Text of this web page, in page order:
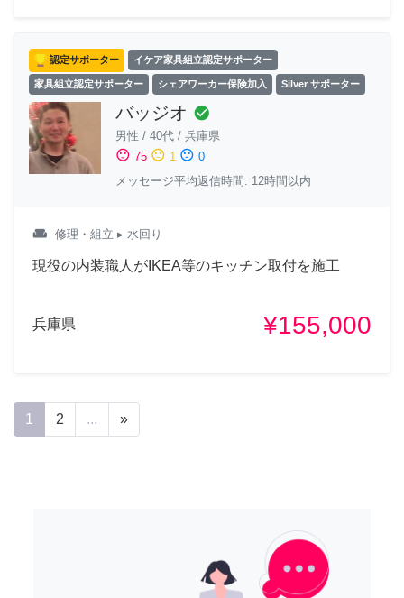
認定サポーター イケア家具組立認定サポーター
家具組立認定サポーター シェアワーカー保険加入 Silver サポーター
バッジオ check_circle
男性 / 40代 / 兵庫県
sentiment_satisfied 75 sentiment_neutral 1 sentiment_dissatisfied 0
メッセージ平均返信時間: 12時間以内
weekend 修理・組立 ▸ 水回り
現役の内装職人がIKEA等のキッチン取付を施工
兵庫県 ¥155,000
1 2 ... »